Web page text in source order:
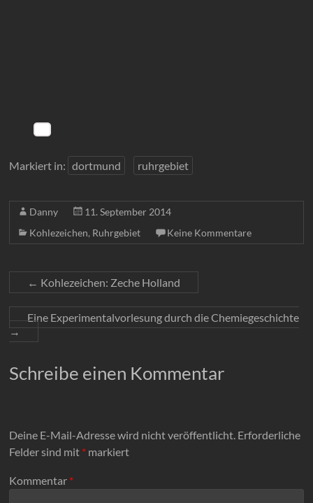
Markiert in: dortmund ruhrgebiet
Danny
11. September 2014
Kohlezeichen, Ruhrgebiet Keine Kommentare
← Kohlezeichen: Zeche Holland
Eine Experimentalvorlesung durch die Chemiegeschichte
→
Schreibe einen Kommentar
Deine E-Mail-Adresse wird nicht veröffentlicht. Erforderliche
Felder sind mit * markiert
Kommentar *